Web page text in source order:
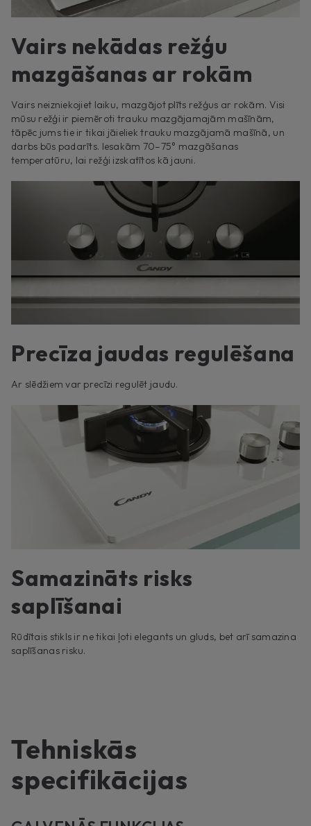
Vairs nekādas režģu
mazgāšanas ar rokām
Vairs neizniekojiet laiku, mazgājot plīts režģus ar rokām. Visi
mūsu režģi ir piemēroti trauku mazgājamajām mašīnām,
tāpēc jums tie ir tikai jāieliek trauku mazgājamā mašīnā, un
darbs būs padarīts. Iesakām 70–75° mazgāšanas
temperatūru, lai režģi izskatītos kā jauni.
Precīza jaudas regulēšana
Ar slēdžiem var precīzi regulēt jaudu.
Samazināts risks
saplīšanai
Rūdītais stikls ir ne tikai ļoti elegants un gluds, bet arī samazina
saplīšanas risku.
Tehniskās
specifikācijas